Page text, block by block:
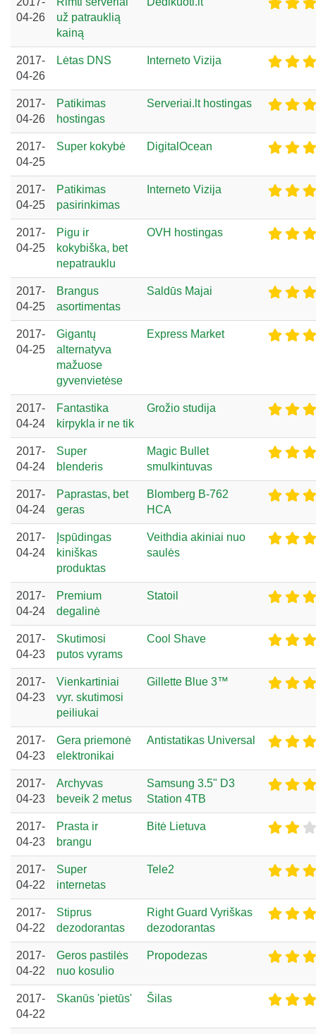
04-26
už patrauklią
kainą
2017-
04-26
Lėtas DNS Interneto Vizija
2017-
04-26
Patikimas
hostingas
Serveriai.lt hostingas
2017-
04-25
Super kokybė DigitalOcean
2017-
04-25
Patikimas
pasirinkimas
Interneto Vizija
2017-
04-25
Pigu ir
kokybiška, bet
nepatrauklu
OVH hostingas
2017-
04-25
Brangus
asortimentas
Saldūs Majai
2017-
04-25
Gigantų
alternatyva
mažuose
gyvenvietėse
Express Market
2017-
04-24
Fantastika
kirpykla ir ne tik
Grožio studija
2017-
04-24
Super
blenderis
Magic Bullet
smulkintuvas
2017-
04-24
Paprastas, bet
geras
Blomberg B-762
HCA
2017-
04-24
Įspūdingas
kiniškas
produktas
Veithdia akiniai nuo
saulės
2017-
04-24
Premium
degalinė
Statoil
2017-
04-23
Skutimosi
putos vyrams
Cool Shave
2017-
04-23
Vienkartiniai
vyr. skutimosi
peiliukai
Gillette Blue 3™
2017-
04-23
Gera priemonė
elektronikai
Antistatikas Universal
2017-
04-23
Archyvas
beveik 2 metus
Samsung 3.5" D3
Station 4TB
2017-
04-23
Prasta ir
brangu
Bitė Lietuva
2017-
04-22
Super
internetas
Tele2
2017-
04-22
Stiprus
dezodorantas
Right Guard Vyriškas
dezodorantas
2017-
04-22
Geros pastilės
nuo kosulio
Propodezas
2017-
04-22
Skanūs 'pietūs' Šilas